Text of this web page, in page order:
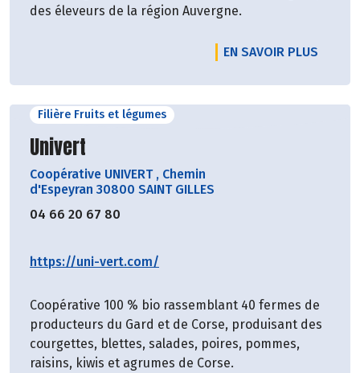
des éleveurs de la région Auvergne.
EN SAVOIR PLUS
Filière Fruits et légumes
Découvrir le producteur
Univert
Coopérative UNIVERT , Chemin
d'Espeyran 30800 SAINT GILLES
04 66 20 67 80
https://uni-vert.com/
Coopérative 100 % bio rassemblant 40 fermes de
producteurs du Gard et de Corse, produisant des
courgettes, blettes, salades, poires, pommes,
raisins, kiwis et agrumes de Corse.